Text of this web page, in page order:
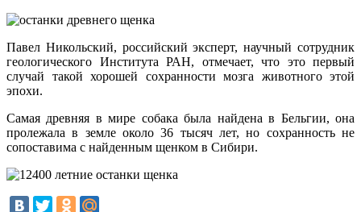
Павел Никольский, российский эксперт, научный сотрудник
геологического Института РАН, отмечает, что это первый
случай такой хорошей сохранности мозга животного этой
эпохи.
Самая древняя в мире собака была найдена в Бельгии, она
пролежала в земле около 36 тысяч лет, но сохранность не
сопоставима с найденным щенком в Сибири.